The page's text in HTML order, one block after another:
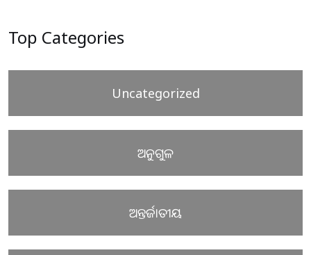
Top Categories
Uncategorized
ଅନୁଗୁଳ
ଅନ୍ତର୍ଜାତୀୟ